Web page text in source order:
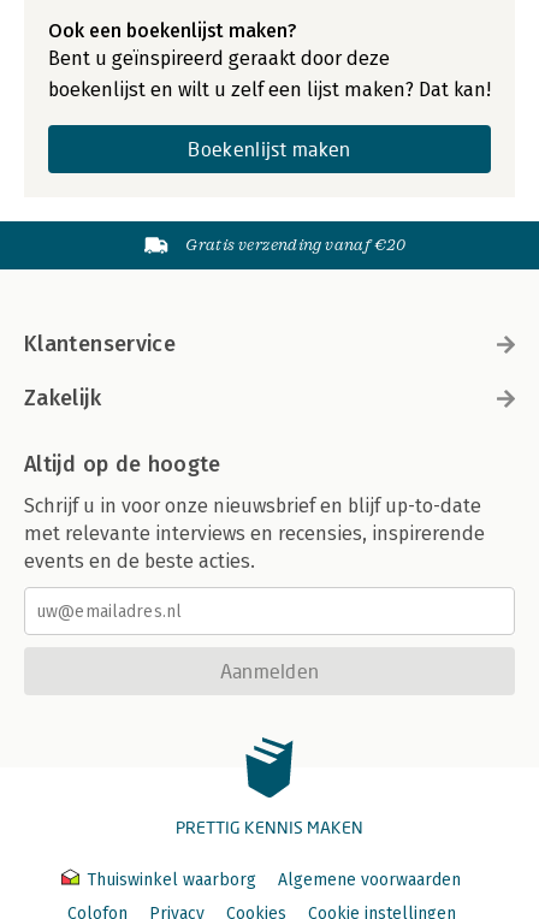
Ook een boekenlijst maken?
Bent u geïnspireerd geraakt door deze
boekenlijst en wilt u zelf een lijst maken? Dat kan!
Boekenlijst maken
Gratis verzending vanaf €20
Klantenservice
Zakelijk
Altijd op de hoogte
Schrijf u in voor onze nieuwsbrief en blijf up-to-date
met relevante interviews en recensies, inspirerende
events en de beste acties.
Aanmelden
PRETTIG KENNIS MAKEN
Thuiswinkel waarborg
Algemene voorwaarden
Colofon
Privacy Cookies Cookie instellingen